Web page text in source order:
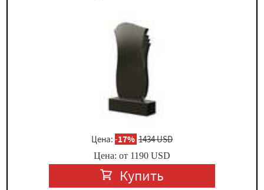
Цена: -17% 1434 USD
Цена: от 1190 USD
Купить